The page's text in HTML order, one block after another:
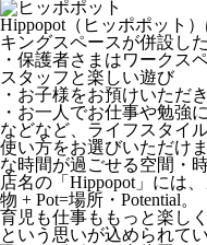
Hippopot（ヒッポポット
キングスペースが併設し
・保護者さまはワークス
スタッフと楽しい遊び
・お子様をお預けいただ
・お一人でお仕事や勉強
などなど、ライフスタイ
使い方をお選びいただけ
な時間が過ごせる空間・
店名の「Hippopot」には
物 + Pot=場所・Potential。
育児も仕事ももっと楽し
という思いが込められてい